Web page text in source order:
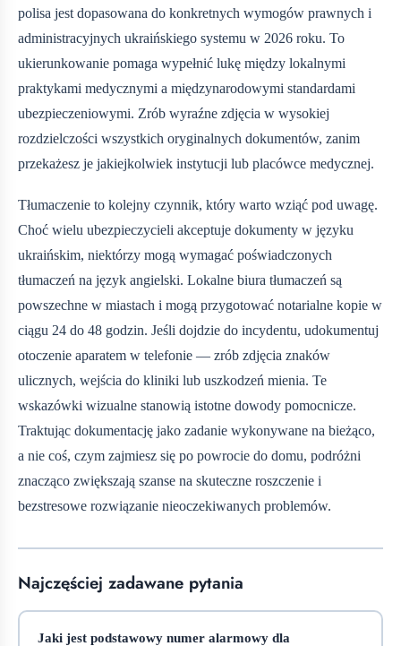
polisa jest dopasowana do konkretnych wymogów prawnych i
administracyjnych ukraińskiego systemu w 2026 roku. To
ukierunkowanie pomaga wypełnić lukę między lokalnymi
praktykami medycznymi a międzynarodowymi standardami
ubezpieczeniowymi. Zrób wyraźne zdjęcia w wysokiej
rozdzielczości wszystkich oryginalnych dokumentów, zanim
przekażesz je jakiejkolwiek instytucji lub placówce medycznej.
Tłumaczenie to kolejny czynnik, który warto wziąć pod uwagę.
Choć wielu ubezpieczycieli akceptuje dokumenty w języku
ukraińskim, niektórzy mogą wymagać poświadczonych
tłumaczeń na język angielski. Lokalne biura tłumaczeń są
powszechne w miastach i mogą przygotować notarialne kopie w
ciągu 24 do 48 godzin. Jeśli dojdzie do incydentu, udokumentuj
otoczenie aparatem w telefonie — zrób zdjęcia znaków
ulicznych, wejścia do kliniki lub uszkodzeń mienia. Te
wskazówki wizualne stanowią istotne dowody pomocnicze.
Traktując dokumentację jako zadanie wykonywane na bieżąco,
a nie coś, czym zajmiesz się po powrocie do domu, podróżni
znacząco zwiększają szanse na skuteczne roszczenie i
bezstresowe rozwiązanie nieoczekiwanych problemów.
Najczęściej zadawane pytania
Jaki jest podstawowy numer alarmowy dla